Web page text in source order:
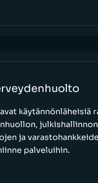
käytännönläheisiä
ja
palveluihin.